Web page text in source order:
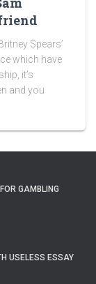
Spears’
which have
it’s
and you
GAMBLING
USELESS ESSAY